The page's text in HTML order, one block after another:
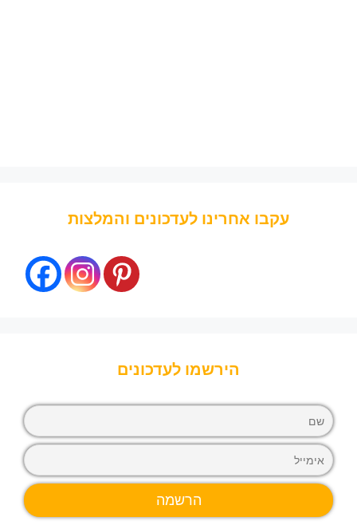
עקבו אחרינו לעדכונים והמלצות
הירשמו לעדכונים